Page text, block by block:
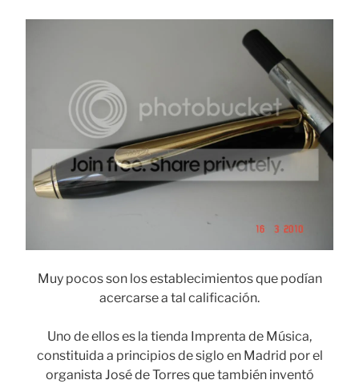
Muy pocos son los establecimientos que podían
acercarse a tal calificación.
Uno de ellos es la tienda Imprenta de Música,
constituida a principios de siglo en Madrid por el
organista José de Torres que también inventó